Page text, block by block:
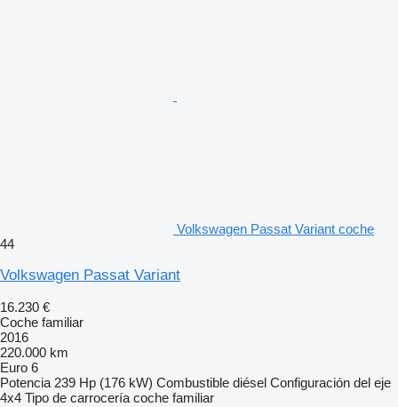
Volkswagen Passat Variant coche
44
Volkswagen Passat Variant
16.230 €
Coche familiar
2016
220.000 km
Euro 6
Potencia 239 Hp (176 kW) Combustible diésel Configuración del eje
4x4 Tipo de carrocería coche familiar